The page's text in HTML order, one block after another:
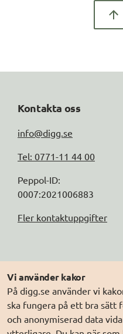
Vi använder kakor
På digg.se använder vi
ska fungera på ett bra sätt
och anonymiserad data
Kontakta oss
info@digg.se
Tel: 0771-11 44 00
Peppol-ID:
0007:2021006883
Fler kontaktuppgifter
Följ oss
DIGG på
Prenumerera på nyheter
DIGG på
LinkedIn